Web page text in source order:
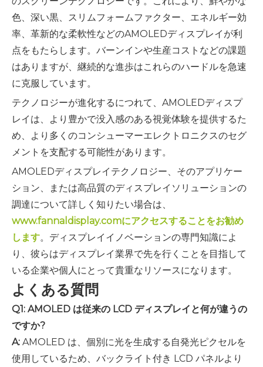
色、深い黒、スリムフォームファクター、エネルギー効
率、革新的な柔軟性などのAMOLEDディスプレイが利
点をもたらします。バーンインや生産コストなどの課題
はありますが、継続的な進歩はこれらのハードルを急速
に克服しています。
テクノロジーが進化するにつれて、AMOLEDディスプ
レイは、より豊かで没入感のある視覚体験を提供するた
め、より多くのコンシューマーエレクトロニクスのセグ
メントを支配する可能性があります。
AMOLEDディスプレイテクノロジー、そのアプリケー
ション、または高品質のディスプレイソリューションの
調達について詳しく知りたい場合は、
www.fannaldisplay.comにアクセスすることをお勧め
します。ディスプレイイノベーションの専門知識によ
り、彼らはディスプレイ業界で先を行くことを目指して
いる企業や個人にとって貴重なリソースになります。
よくある質問
Q1: AMOLED は従来の LCD ディスプレイと何が違うの
ですか?
A: AMOLED は、個別に光を生成する自発光ピクセルを
使用しているため、バックライト付き LCD パネルより